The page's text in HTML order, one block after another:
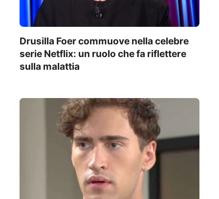
Drusilla Foer commuove nella celebre
serie Netflix: un ruolo che fa riflettere
sulla malattia